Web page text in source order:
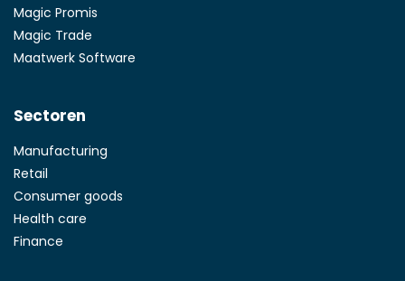
Magic Promis
Magic Trade
Maatwerk Software
Sectoren
Manufacturing
Retail
Consumer goods
Health care
Finance